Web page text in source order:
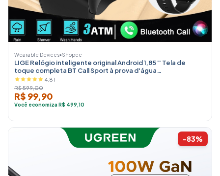
Wearable Devices•Shopee
LIGE Relógio inteligente original Android 1,85 '' Tela de
toque completa BT Call Sport à prova d'água
Monitoramento em tempo real de oxigênio no sangue /
monitoramento de pressão SmartWatch feminino para IOS
4.81
R$ 599,00
R$ 99,90
Você economiza R$ 499,10
-83%